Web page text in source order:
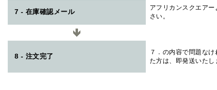
7 - 在庫確認メール
アフリカンスクエアー
さい。
8 - 注文完了
７．の内容で問題な
た方は、即発送いたし